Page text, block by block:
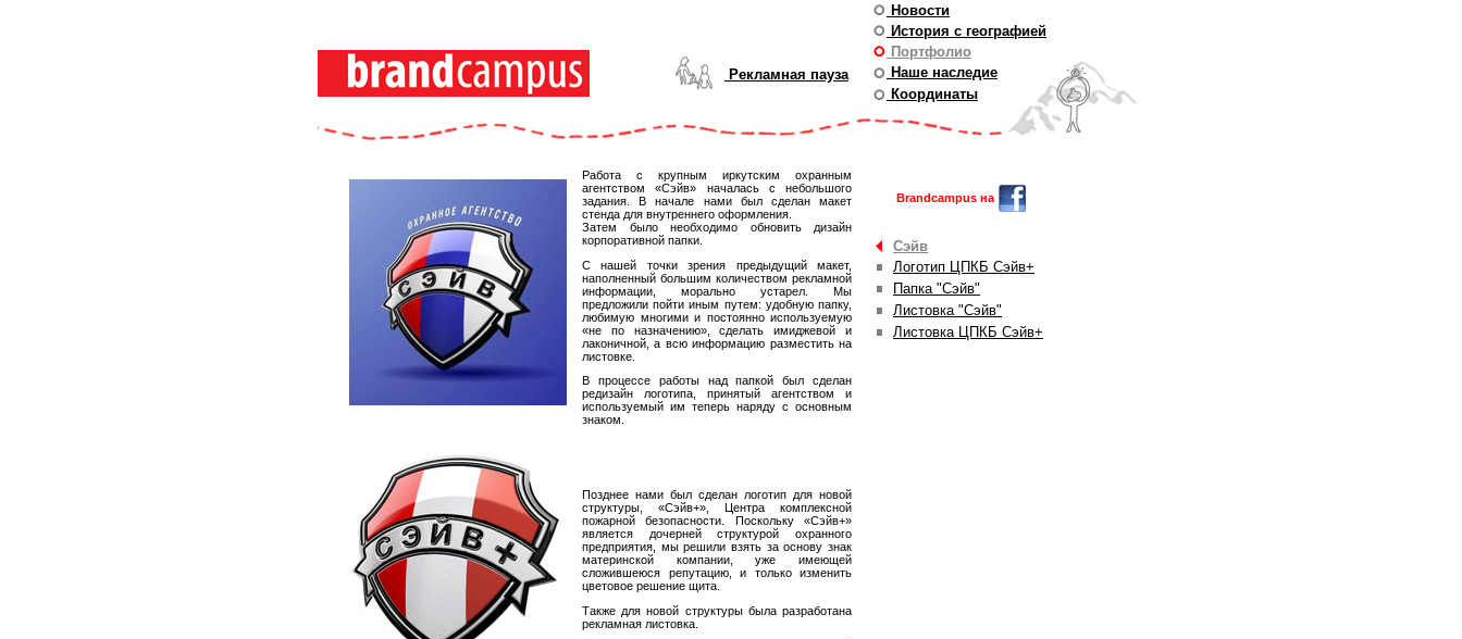
Рекламная пауза
Новости
История с географией
Портфолио
Наше наследие
Координаты
Работа с крупным иркутским охранным
агентством «Сэйв» началась с небольшого
задания. В начале нами был сделан макет
стенда для внутреннего оформления.
Затем было необходимо обновить дизайн
корпоративной папки.
С нашей точки зрения предыдущий макет,
наполненный большим количеством рекламной
информации, морально устарел. Мы
предложили пойти иным путем: удобную папку,
любимую многими и постоянно используемую
«не по назначению», сделать имиджевой и
лаконичной, а всю информацию разместить на
листовке.
В процессе работы над папкой был сделан
редизайн логотипа, принятый агентством и
используемый им теперь наряду с основным
знаком.
Позднее нами был сделан логотип для новой
структуры, «Сэйв+», Центра комплексной
пожарной безопасности. Поскольку «Сэйв+»
является дочерней структурой охранного
предприятия, мы решили взять за основу знак
материнской компании, уже имеющей
сложившеюся репутацию, и только изменить
цветовое решение щита.
Также для новой структуры была разработана
рекламная листовка.
Brandcampus на
Сэйв
Логотип ЦПКБ Сэйв+
Папка "Сэйв"
Листовка "Сэйв"
Листовка ЦПКБ Сэйв+